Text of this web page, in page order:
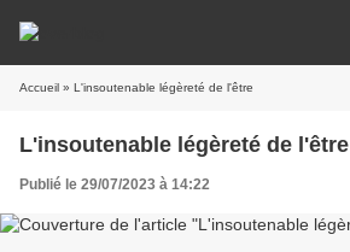
Accueil » L'insoutenable légèreté de l'être
L'insoutenable légèreté de l'être
Publié le 29/07/2023 à 14:22